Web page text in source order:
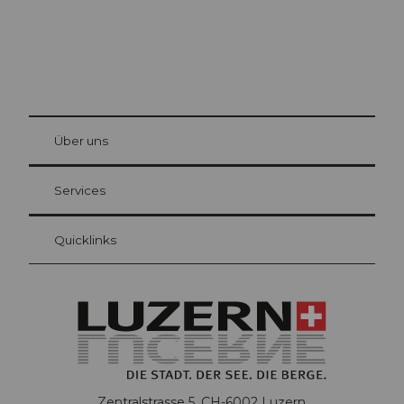
Gästekarte Luzern
Ihre Vorteile als Übernachtungsgast
at Bre
Über uns
Services
Quicklinks